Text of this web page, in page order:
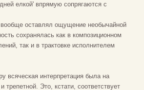
елкой' впрямую сопрягаются с
вообще оставлял ощущение необычайной
сохранялась как в композиционном
так и в трактовке исполнителем
всяческая интерпретация была на
трепетной. Это, кстати, соответствует